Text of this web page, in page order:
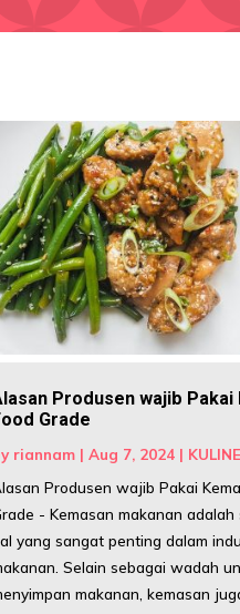
Produsen wajib Pakai
Grade
riannam |Aug 7, 2024 |
Produsen wajib Pakai
- Kemasan makanan adalah
yang sangat penting dalam
Selain sebagai wadah
makanan, kemasan